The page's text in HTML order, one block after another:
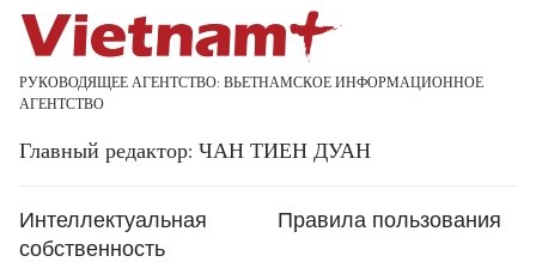
РУКОВОДЯЩЕЕ АГЕНТСТВО: ВЬЕТНАМСКОЕ ИНФОРМАЦИОННОЕ
АГЕНТСТВО
Главный редактор: ЧАН ТИЕН ДУАН
Интеллектуальная
собственность
Правила пользования